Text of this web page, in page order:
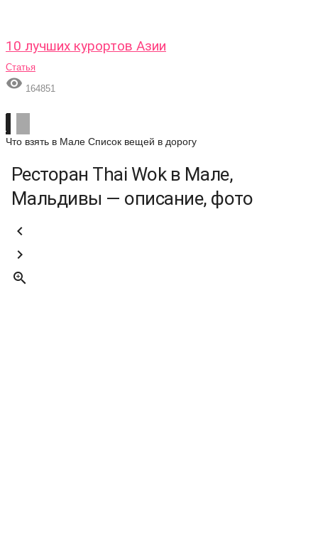
10 лучших курортов Азии
Статья
 164851
Что взять в Мале Список вещей в дорогу
Ресторан Thai Wok в Мале,
Мальдивы — описание, фото


